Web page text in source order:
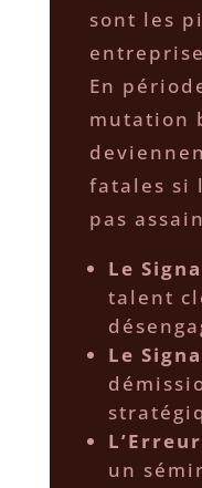
sont les
entreprise
En
mutation
fatales si
pas
Le
talent
Le
un